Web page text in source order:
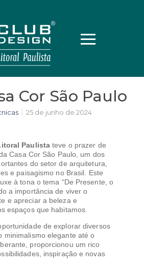
Cor São Paulo
25 de junho de 2024
Paulista teve o prazer de
Casa Cor São Paulo, um dos
do setor de arquitetura,
e paisagismo no Brasil. Este
à tona o tema “De Presente, o
a importância de viver o
e apreciar a beleza e
espaços que habitamos.
de explorar diversos
minimalismo elegante até o
proporcionou um rico
inspiração e novas